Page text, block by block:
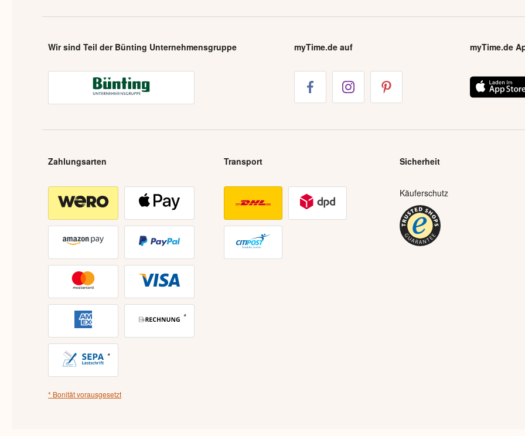
Wir sind Teil der Bünting Unternehmensgruppe myTime.de auf myTime.de
Zahlungsarten
* Bonität vorausgesetzt
Transport Sicherheit
Käuferschutz